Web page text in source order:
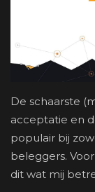
De schaarste
acceptatie en
populair bij
beleggers.
dit wat mij